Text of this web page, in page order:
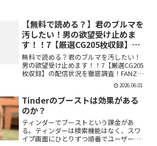
【無料で読める？】君のブルマを
汚したい！男の欲望受け止めま
す！！7【厳選CG205枚収録】
【虚構クラブ】
無料で読める？君のブルマを汚したい！
男の欲望受け止めます！！7【厳選CG205
枚収録】の配信状況を徹底調査！FANZA
での販売形式やサンプル視聴、レビュー
評価もまとめています。今すぐチェッ
ク！【d_544876】
2026.06.01
Tinderのブーストは効果がある
のか？
ティンダーでブーストという課金があ
る。ティンダーは検索機能はなく、スワ
イプ画面にひとりずつ順番でユーザーが